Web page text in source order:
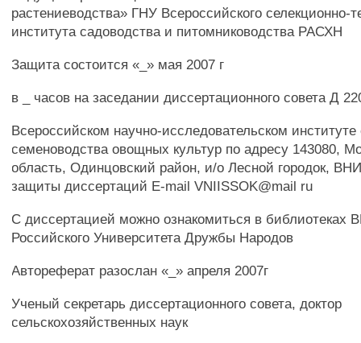
растениеводства» ГНУ Всероссийского селекционно-
института садоводства и питомниководства РАСХН
Защита состоится «_» мая 2007 г
в _ часов на заседании диссертационного совета Д
Всероссийском научно-исследовательском
семеноводства овощных культур по адресу 143080,
область, Одинцовский район, и/о Лесной городок,
защиты диссертаций E-mail VNIISSOK@mail ru
С диссертацией можно ознакомиться в
Российского Университета Дружбы Народов
Автореферат разослан «_» апреля 2007г
Ученый секретарь диссертационного совета, доктор
сельскохозяйственных наук